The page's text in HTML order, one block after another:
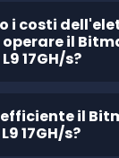
i costi
operare il
17GH/s?
il
17GH/s?